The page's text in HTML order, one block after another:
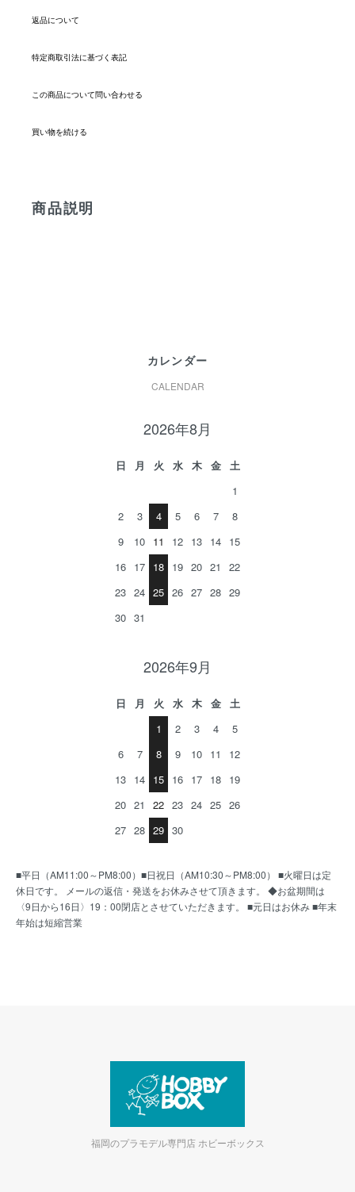
返品について
特定商取引法に基づく表記
この商品について問い合わせる
買い物を続ける
商品説明
カレンダー
CALENDAR
2026年8月
日 月 火 水 木 金
土
1
2
3 4 5 6 7
8
9
10 11 12 13 14 15
16 17 18 19 20 21
22
23 24 25 26 27 28 29
30 31
2026年9月
日 月 火 水 木 金
土
1
2 3 4
5
6
7 8 9 10 11
12
13 14 15 16 17 18 19
20 21 22 23 24 25 26
27 28 29 30
■平日（AM11:00～PM8:00）■日祝日（AM10:30～PM8:00） ■火曜日は定
休日です。 メールの返信・発送をお休みさせて頂きます。 ◆お盆期間は
〈9日から16日〉19：00閉店とさせていただきます。 ■元日はお休み ■年末
年始は短縮営業
福岡のプラモデル専門店 ホビーボックス